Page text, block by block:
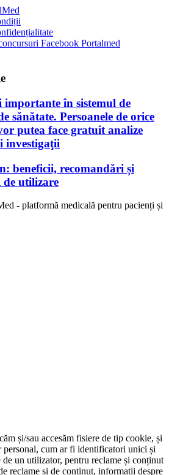
Facebook Portalmed
în sistemul de
sănătate. Persoanele de orice
putea face gratuit analize
investigaţii
beneficii, recomandări și
utilizare
- platformă medicală pentru pacienți și
și/sau accesăm fisiere de tip cookie, și
personal, cum ar fi identificatori unici și
un utilizator, pentru reclame și conținut
reclame și de conținut, informații despre